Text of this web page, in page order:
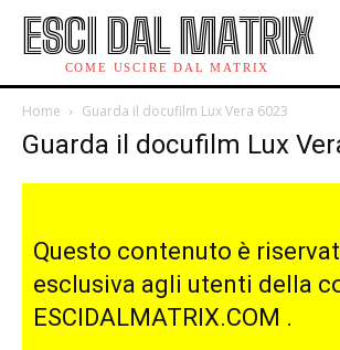
ESCI DAL MATRIX
COME USCIRE DAL MATRIX
Home Guarda il docufilm Lux Vera 6023
Guarda il docufilm Lux
Questo contenuto è
esclusiva agli utenti della
ESCIDALMATRIX.COM .